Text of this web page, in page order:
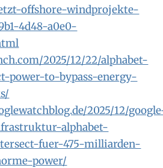
offshore-windprojekte-
4d48-a0e0-
2025/12/22/alphabet-
power-to-bypass-energy-
2025/12/
alphabet-
fuer-475-milliarden-
power/